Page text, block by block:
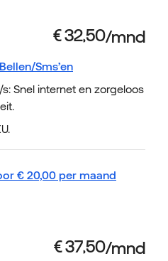
Bellen/Sms’en
Snel internet en zorgeloos
€ 20,00 per maand